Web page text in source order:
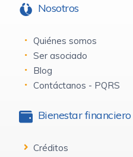
Nosotros
Quiénes somos
Ser asociado
Blog
Contáctanos - PQRS
Bienestar financiero
Créditos